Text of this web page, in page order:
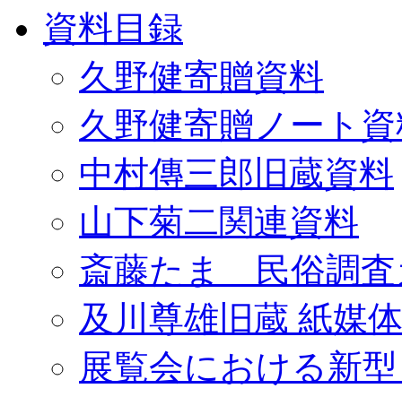
資料目録
久野健寄贈資料
久野健寄贈ノート
中村傳三郎旧蔵資料
山下菊二関連資料
斎藤たま 民俗調査
及川尊雄旧蔵 紙媒
展覧会における新